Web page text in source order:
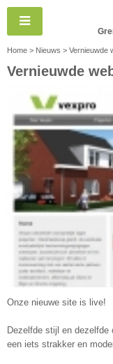
Home > Nieuws > Vernieuwde
Vernieuwde
Onze nieuwe site is live!
Dezelfde stijl en
een iets strakker en